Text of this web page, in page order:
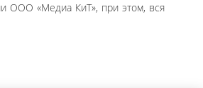
ООО «Медиа КиТ», при этом, вся